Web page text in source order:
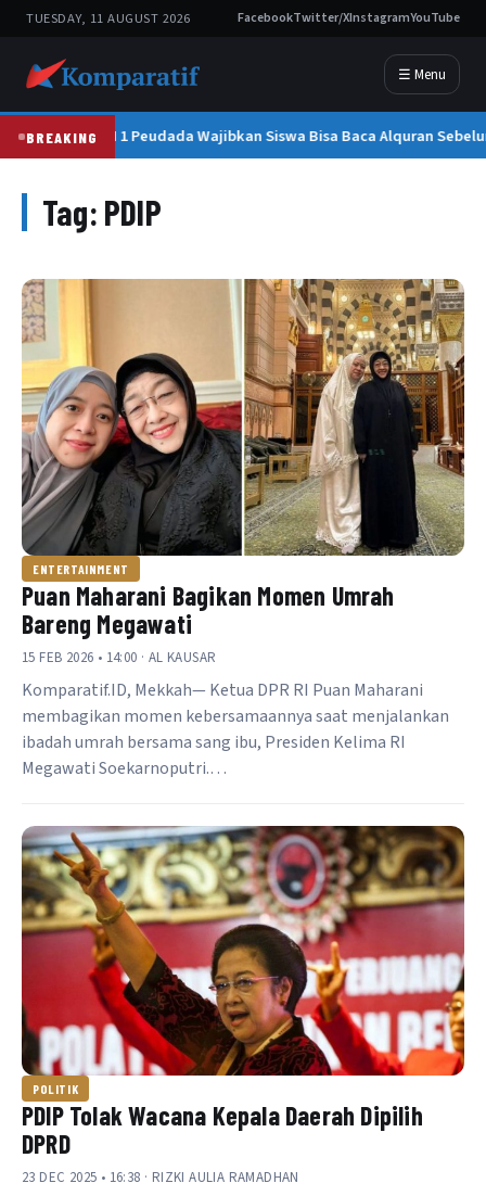
TUESDAY, 11 AUGUST 2026 FacebookTwitter/XInstagramYouTube
☰ Menu
BREAKINGSMAN 1 Peudada Wajibkan Siswa Bisa Baca Alquran
Tag: PDIP
ENTERTAINMENT
Puan Maharani Bagikan Momen Umrah
Bareng Megawati
15 FEB 2026 • 14:00 · AL KAUSAR
Komparatif.ID, Mekkah— Ketua DPR RI Puan Maharani
membagikan momen kebersamaannya saat menjalankan
ibadah umrah bersama sang ibu, Presiden Kelima RI
Megawati Soekarnoputri.…
POLITIK
PDIP Tolak Wacana Kepala Daerah Dipilih
DPRD
23 DEC 2025 • 16:38 · RIZKI AULIA RAMADHAN